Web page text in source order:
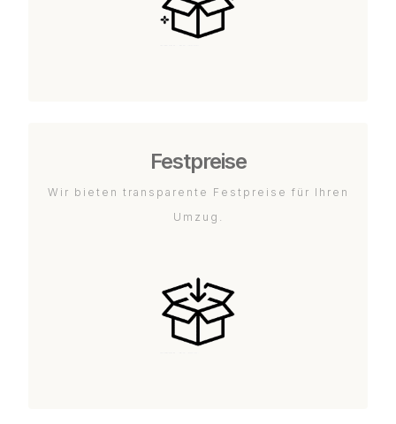
Festpreise
Wir bieten transparente Festpreise für Ihren
Umzug.